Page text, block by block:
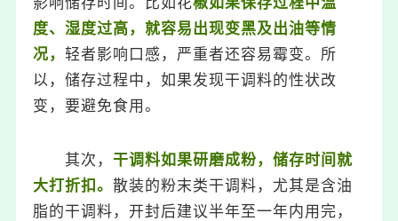
度、湿度过高，就容易出现变黑及出油等情
况，轻者影响口感，严重者还容易霉变。所
以，储存过程中，如果发现干调料的性状改
变，要避免食用。
其次， 干调料如果研磨成粉，储存时间就
大打折扣。散装的粉末类干调料，尤其是含油
脂的干调料，开封后建议半年至一年内用完，